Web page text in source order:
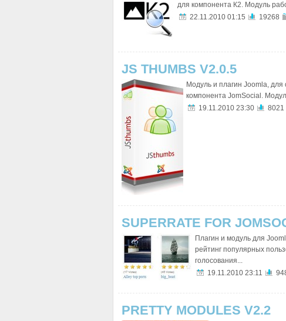
для компонента К2. Модуль
22.11.2010 01:15
19268
JS THUMBS V2.0.5
Модуль и плагин Joomla,
компонента JomSocial.
19.11.2010 23:30
8021
SUPERRATE FOR
Плагин и модуль для
рейтинг популярных
голосования...
19.11.2010 23:11
PRETTY MODULES V2.2